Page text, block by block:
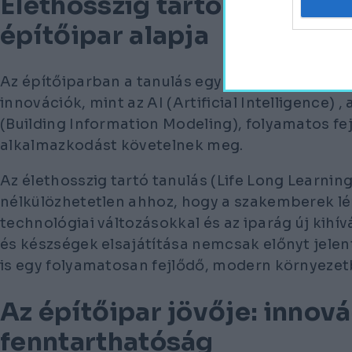
építőipar alapja
Az építőiparban a tanulás egy soha véget nem
innovációk, mint az AI (Artificial Intelligence) ,
(Building Information Modeling), folyamatos
alkalmazkodást követelnek meg.
Az élethosszig tartó tanulás (Life Long
nélkülözhetetlen ahhoz, hogy a szakemberek
technológiai változásokkal és az iparág új
és készségek elsajátítása nemcsak előnyt
is egy folyamatosan fejlődő, modern
Az építőipar jövője:
fenntarthatóság